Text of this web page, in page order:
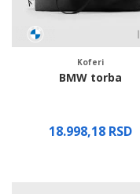
Koferi
BMW torba
18.998,18 RSD